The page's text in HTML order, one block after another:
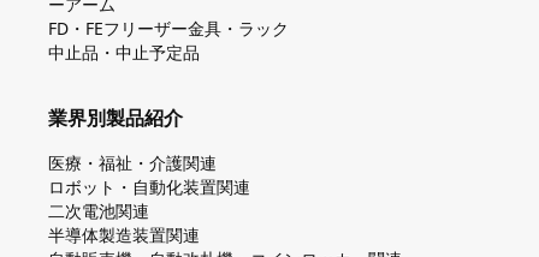
FD・FEフリーザー金具・ラック
中止品・中止予定品
業界別製品紹介
医療・福祉・介護関連
ロボット・自動化装置関連
二次電池関連
半導体製造装置関連